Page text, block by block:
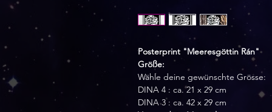
Posterprint "Meeresgöttin Rán"
Größe:
Wähle deine gewünschte Grösse:
DINA 4 : ca. 21 x 29 cm
DINA 3 : ca. 42 x 29 cm